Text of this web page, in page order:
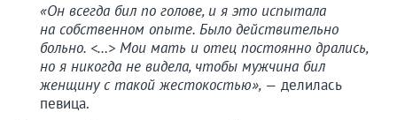
«Он всегда бил по голове, и я это испытала
на собственном опыте. Было действительно
больно. <…> Мои мать и отец постоянно дрались,
но я никогда не видела, чтобы мужчина бил
женщину с такой жестокостью», — делилась
певица.